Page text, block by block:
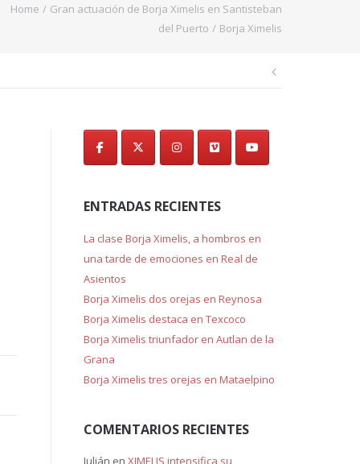
Home / Gran actuación de Borja Ximelis en Santisteban
del Puerto / Borja Ximelis
ENTRADAS RECIENTES
La clase Borja Ximelis, a hombros en
una tarde de emociones en Real de
Asientos
Borja Ximelis dos orejas en Reynosa
Borja Ximelis destaca en Texcoco
Borja Ximelis triunfador en Autlan de la
Grana
Borja Ximelis tres orejas en Mataelpino
COMENTARIOS RECIENTES
Julián en XIMELIS intensifica su